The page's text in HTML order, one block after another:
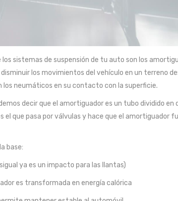
los sistemas de suspensión de tu auto son los
los movimientos del vehículo en un terreno
neumáticos en su contacto con la superficie.
decir que el amortiguador es un tubo dividido en
el que pasa por válvulas y hace que el amortiguador
base:
ya es un impacto para las llantas)
es transformada en energía calórica